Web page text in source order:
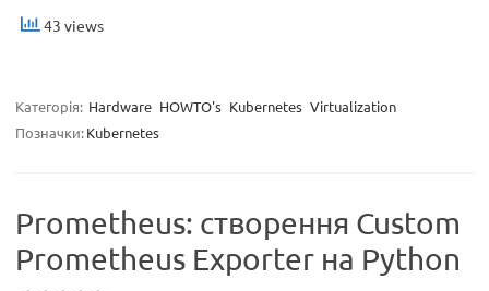
43 views
Категорія: Hardware HOWTO's Kubernetes Virtualization
Позначки:Kubernetes
Prometheus: створення Custom
Prometheus Exporter на Python